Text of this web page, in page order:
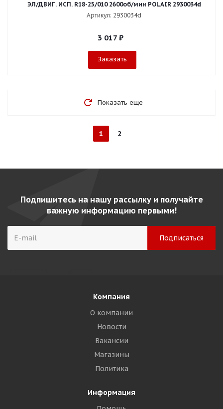
ЭЛ/ДВИГ. ИСП. R18-25/010 2600об/мин POLAIR 2930034d
Артикул: 2930034d
3 017₽
Заказать
Показать еще
1 2
Подпишитесь на нашу рассылку и получайте
важную информацию первыми!
Компания
О компании
Новости
Вакансии
Магазины
Политика
Информация